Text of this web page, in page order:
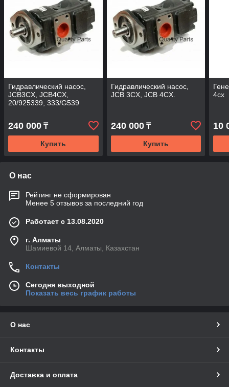
Гидравлический насос,
JCB3CX, JCB4CX,
20/925339, 333/G539
240 000 ₸
Купить
Гидравлический насос,
JCB 3CX, JCB 4CX.
240 000₸
Купить
4cx
10
О нас
Рейтинг не сформирован
Менее 5 отзывов за последний год
Работает с 13.08.2020
г. Алматы
Шамиевой 14, Алматы, Казахстан
Контакты
Сегодня выходной
Показать весь график работы
О нас
Контакты
Доставка и оплата